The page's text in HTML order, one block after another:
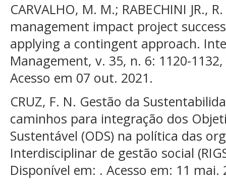
CARVALHO, M. M.; RABECHINI JR.,
management impact project
applying a contingent approach.
Management, v. 35, n. 6: 1120-
Acesso em 07 out. 2021.
CRUZ, F. N. Gestão da
caminhos para integração dos
Sustentável (ODS) na política das
Interdisciplinar de gestão social
Disponível em: . Acesso em: 11 mai.